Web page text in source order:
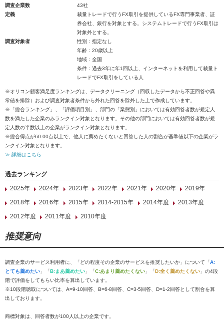
調査企業数
43社
定義
裁量トレードで行うFX取引を提供しているFX専門事業者、証
券会社、銀行を対象とする。システムトレードで行うFX取引は
対象外とする。
調査対象者
性別：指定なし
年齢：20歳以上
地域：全国
条件：過去3年に年1回以上、インターネットを利用して裁量ト
レードでFX取引をしている人
※オリコン顧客満足度ランキングは、データクリーニング（回収したデータから不正回答や異
常値を排除）および調査対象者条件から外れた回答を除外した上で作成しています。
※「総合ランキング」、「評価項目別」、部門の「業態別」においては有効回答者数が規定人
数を満たした企業のみランクイン対象となります。その他の部門においては有効回答者数が規
定人数の半数以上の企業がランクイン対象となります。
※総合得点が60.00点以上で、他人に薦めたくないと回答した人の割合が基準値以下の企業がラ
ンクイン対象となります。
≫ 詳細はこちら
過去ランキング
2025年
2024年 2023年 2022年 2021年 2020年
2019年
2018年
2016年 2015年 2014-2015年 2014年度
2013年度
2012年度
2011年度 2010年度
推奨意向
調査企業のサービス利用者に、「どの程度その企業のサービスを推奨したいか」について「A:
とても薦めたい 」「B:まあ薦めたい 」「C:あまり薦めたくない 」「D:全く薦めたくない 」の4段
階で評価をしてもらい比率を算出しています。
※10段階聴取については、A=9-10回答、B=6-8回答、C=3-5回答、D=1-2回答として割合を算
出しております。
商標対象は、回答者数が100人以上の企業です。